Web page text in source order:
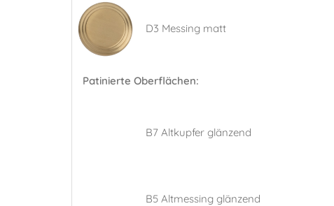
D3 Messing matt
Patinierte Oberflächen:
B7 Altkupfer glänzend
B5 Altmessing glänzend